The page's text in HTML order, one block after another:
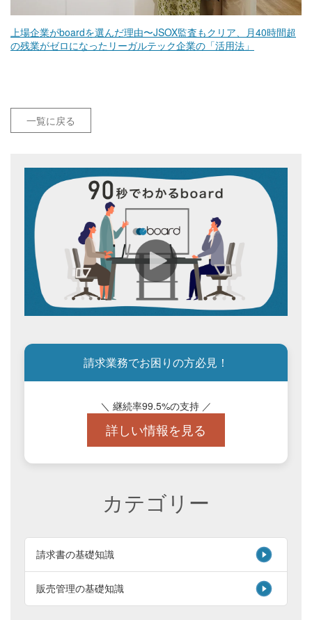
上場企業がboardを選んだ理由〜JSOX監査もクリア、月40時間超
の残業がゼロになったリーガルテック企業の「活用法」
一覧に戻る
請求業務でお困りの方必見！
＼ 継続率99.5%の支持 ／
詳しい情報を見る
カテゴリー
請求書の基礎知識
販売管理の基礎知識